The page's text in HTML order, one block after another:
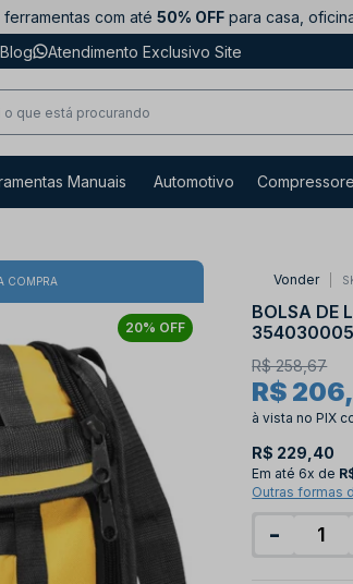
ferramentas com até 50% OFF para casa,
Blog Atendimento Exclusivo Site
Manuais Automotivo
COMPRA
20% OFF
Vonder
BOLSA DE
R$ 258,67
R$
à vista no PIX
R$ 229,40
Em até 6x de
Outras formas
-